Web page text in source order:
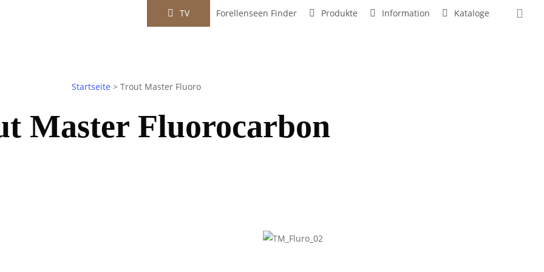
TV Forellenseen Finder Produkte Information Kataloge
Startseite > Trout Master Fluoro
Master Fluorocarbon